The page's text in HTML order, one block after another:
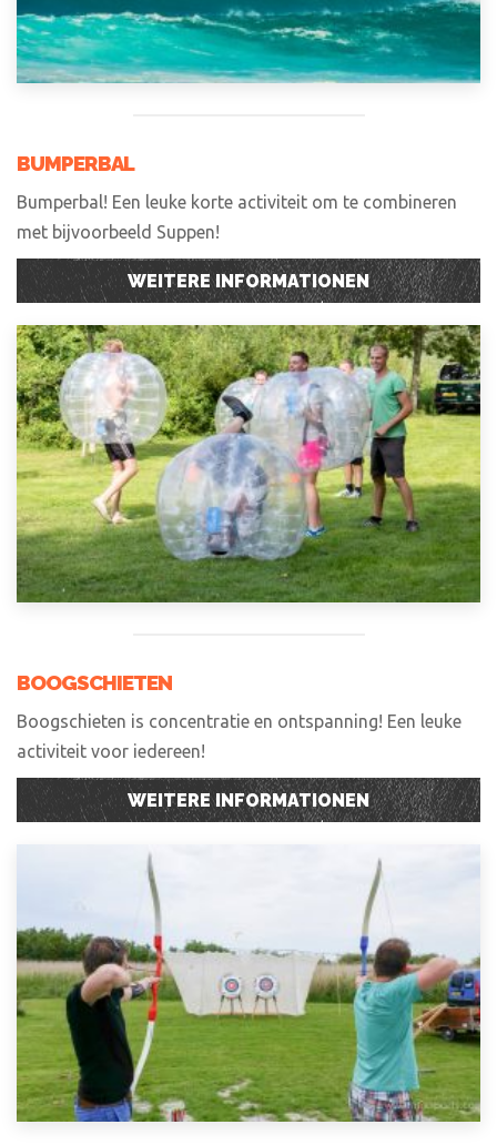
BUMPERBAL
Bumperbal! Een leuke korte activiteit om te combineren
met bijvoorbeeld Suppen!
WEITERE INFORMATIONEN
BOOGSCHIETEN
Boogschieten is concentratie en ontspanning! Een leuke
activiteit voor iedereen!
WEITERE INFORMATIONEN